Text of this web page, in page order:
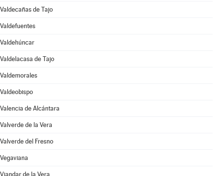
Valdecañas de Tajo
Valdefuentes
Valdehúncar
Valdelacasa de Tajo
Valdemorales
Valdeobispo
Valencia de Alcántara
Valverde de la Vera
Valverde del Fresno
Vegaviana
Viandar de la Vera